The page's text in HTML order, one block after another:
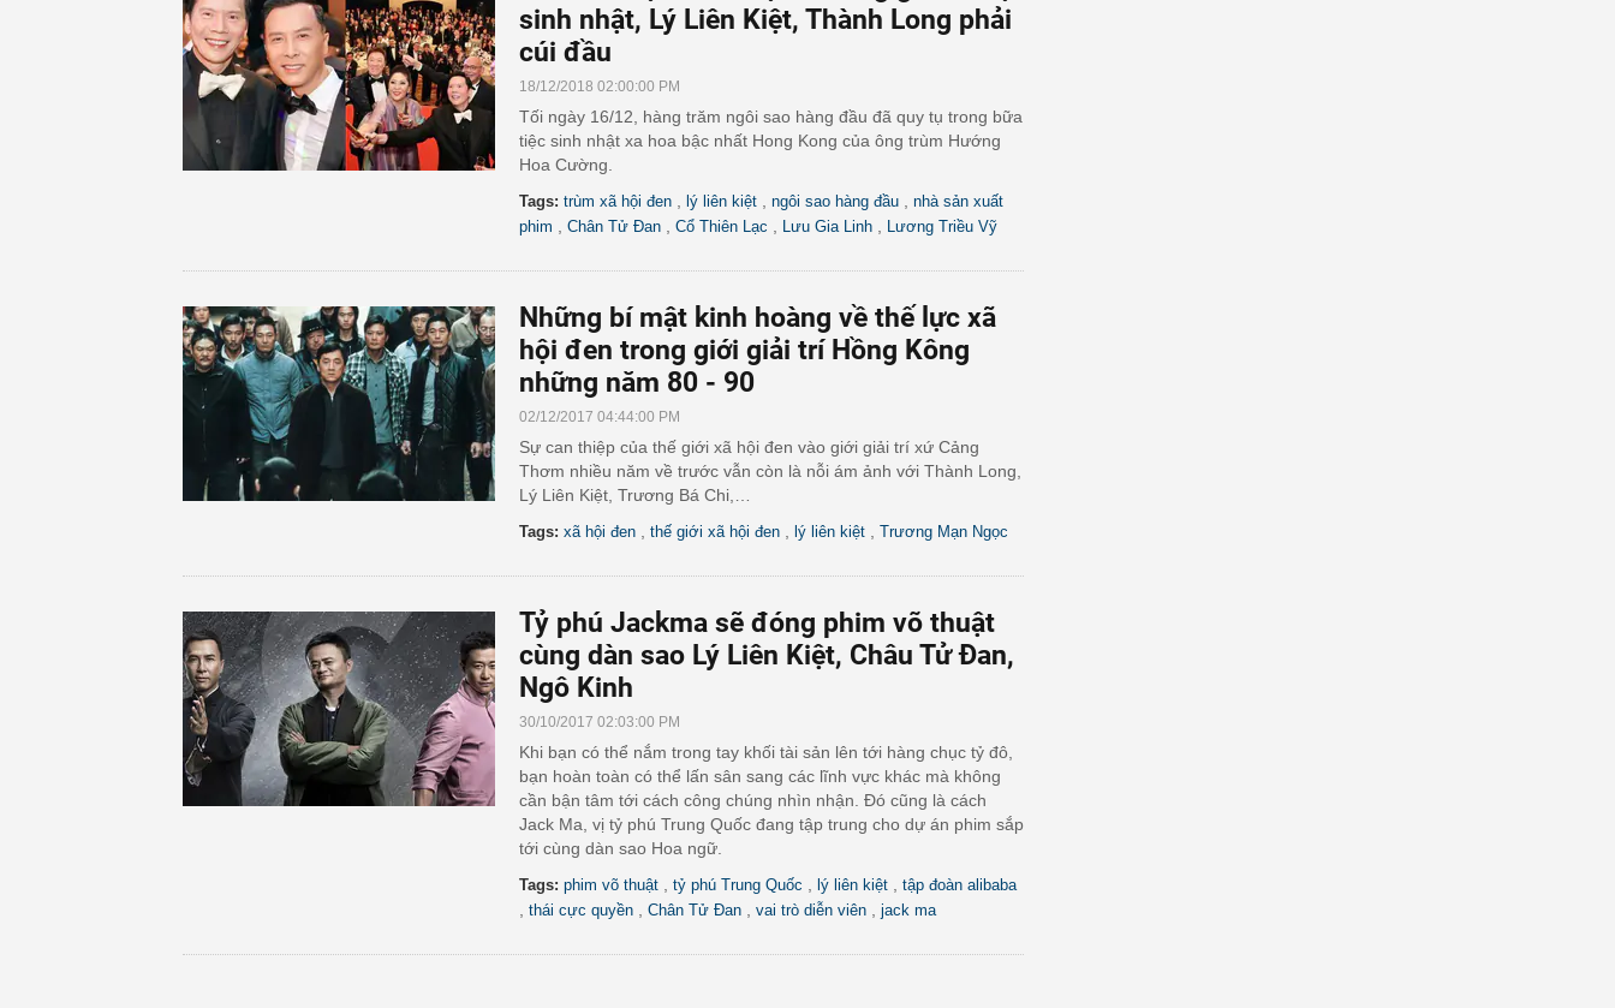
sinh nhật, Lý Liên Kiệt, Thành Long phải
cúi đầu
18/12/2018 02:00:00 PM
Tối ngày 16/12, hàng trăm ngôi sao hàng đầu đã quy tụ trong bữa
tiệc sinh nhật xa hoa bậc nhất Hong Kong của ông trùm Hướng
Hoa Cường.
Tags: trùm xã hội đen lý liên kiệt ngôi sao hàng đầu
nhà sản xuất
phim
Chân Tử Đan Cổ Thiên Lạc Lưu Gia Linh Lương Triều Vỹ
Những bí mật kinh hoàng về thế lực xã
hội đen trong giới giải trí Hồng Kông
những năm 80 - 90
02/12/2017 04:44:00 PM
Sự can thiệp của thế giới xã hội đen vào giới giải trí xứ Cảng
Thơm nhiều năm về trước vẫn còn là nỗi ám ảnh với Thành Long,
Lý Liên Kiệt, Trương Bá Chi,…
Tags: xã hội đen thế giới xã hội đen lý liên kiệt Trương Mạn Ngọc
Tỷ phú Jackma sẽ đóng phim võ thuật
cùng dàn sao Lý Liên Kiệt, Châu Tử Đan,
Ngô Kinh
30/10/2017 02:03:00 PM
Khi bạn có thể nắm trong tay khối tài sản lên tới hàng chục tỷ đô,
bạn hoàn toàn có thể lấn sân sang các lĩnh vực khác mà không
cần bận tâm tới cách công chúng nhìn nhận. Đó cũng là cách
Jack Ma, vị tỷ phú Trung Quốc đang tập trung cho dự án phim sắp
tới cùng dàn sao Hoa ngữ.
Tags: phim võ thuật tỷ phú Trung Quốc lý liên kiệt tập đoàn alibaba
thái cực quyền Chân Tử Đan vai trò diễn viên jack ma